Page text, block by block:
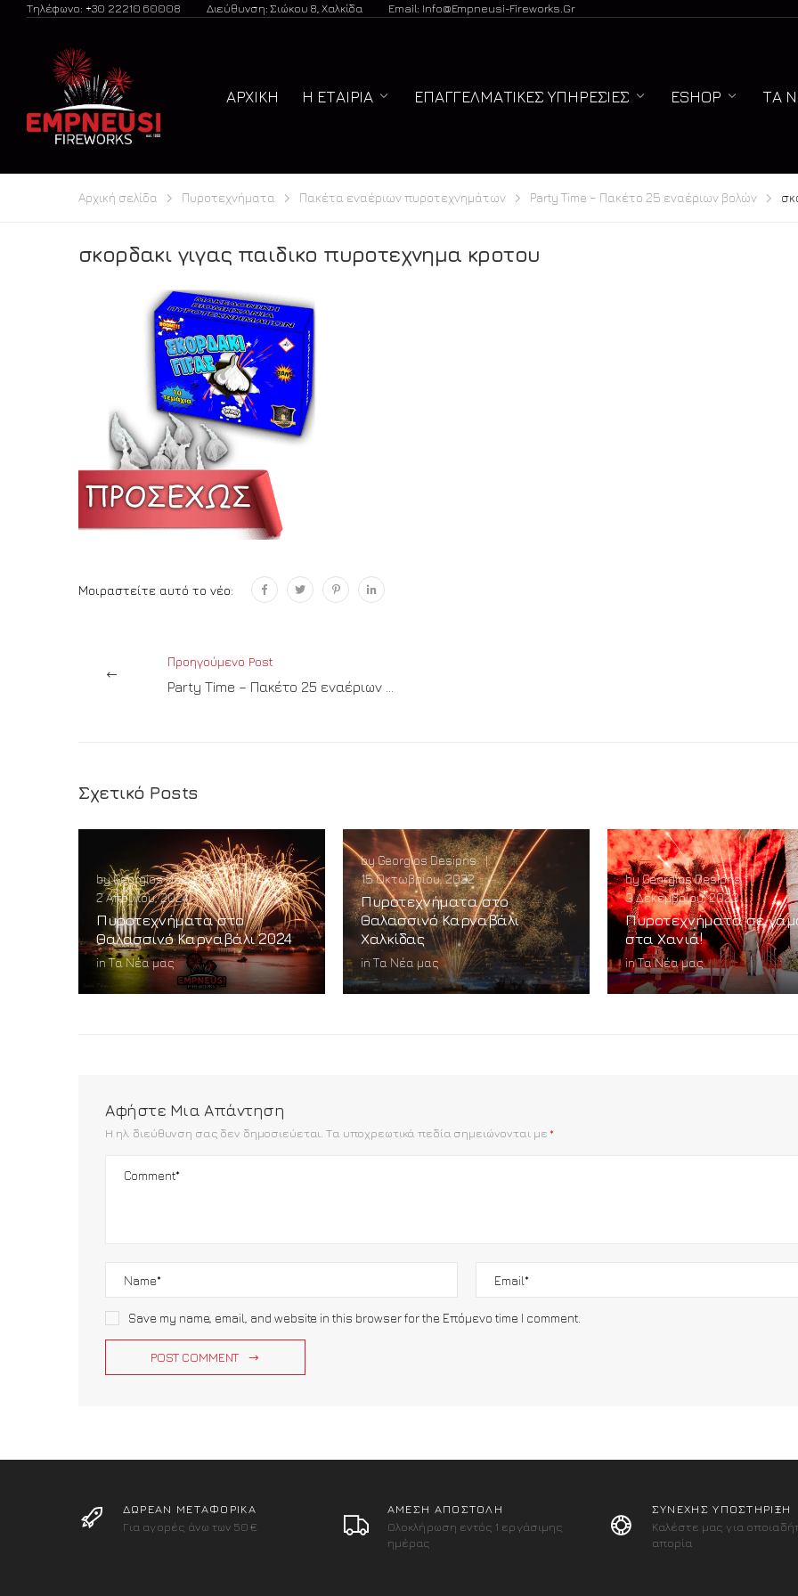
Τηλέφωνο: +30 22210 60008 Διεύθυνση: Σιώκου 8, Χαλκίδα Email: Info@empneusi-Fireworks.gr
ΑΡΧΙΚΉ Η ΕΤΑΙΡΊΑ ΕΠΑΓΓΕΛΜΑΤΙΚΈΣ ΥΠΗΡΕΣΊΕΣ ESHOP ΤΑ
Αρχική σελίδα Πυροτεχνήματα Πακέτα εναέριων πυροτεχνημάτων Party Time – Πακέτο 25 εναέριων βολών
σκορδακι γιγας παιδικο πυροτεχνημα κροτου
Μοιραστείτε αυτό το νέο:
Προηγούμενο Post
Σχετικό Posts
byGeorgios Desipris |
2 Απριλίου, 2024
Πυροτεχνήματα στο
Θαλασσινό Καρναβάλι 2024
inΤα Νέα μας
byGeorgios Desipris |
15 Οκτωβρίου, 2022
Πυροτεχνήματα στο
Θαλασσινό Καρναβάλι
Χαλκίδας
inΤα Νέα μας
byGeorgios Desipris |
3 Δεκεμβρίου, 2023
Πυροτεχνήματα σε
στα Χανιά!
inΤα Νέα μας
Αφήστε Μια Απάντηση
Η ηλ. διεύθυνση σας δεν δημοσιεύεται. Τα υποχρεωτικά πεδία σημειώνονται με *
Save my name, email, and website in this browser for the Επόμενο time I comment.
POST COMMENT
ΔΩΡΕΑΝ ΜΕΤΑΦΟΡΙΚΑ
Για αγορές άνω των 50€
ΑΜΕΣΗ ΑΠΟΣΤΟΛΗ
Ολοκλήρωση εντός 1 εργάσιμης
ημέρας
ΣΥΝΕΧΗΣ ΥΠΟΣΤΗΡΙΞΗ
Καλέστε μας για
απορία